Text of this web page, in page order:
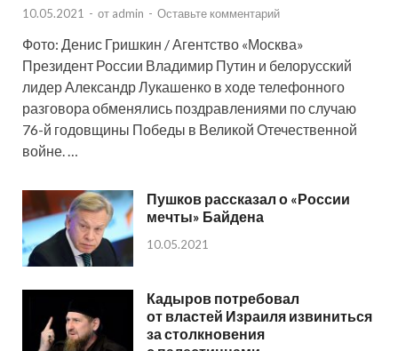
10.05.2021 - от admin - Оставьте комментарий
Фото: Денис Гришкин / Агентство «Москва»
Президент России Владимир Путин и белорусский
лидер Александр Лукашенко в ходе телефонного
разговора обменялись поздравлениями по случаю
76-й годовщины Победы в Великой Отечественной
войне. …
Пушков рассказал о «России
мечты» Байдена
10.05.2021
Кадыров потребовал
от властей Израиля извиниться
за столкновения